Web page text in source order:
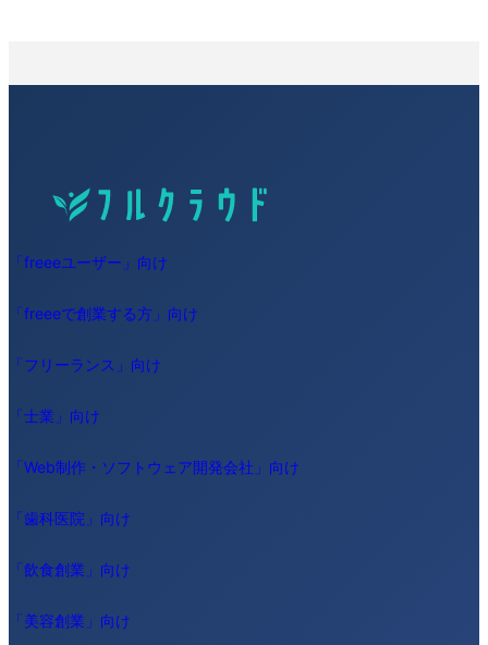
「freeeユーザー」向け
「freeeで創業する方」向け
「フリーランス」向け
「士業」向け
「Web制作・ソフトウェア開発会社」向け
「歯科医院」向け
「飲食創業」向け
「美容創業」向け